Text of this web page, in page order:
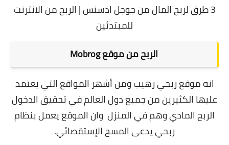
3 طرق لربح المال من جوجل ادسنس | الربح من الانترنت
للمبتدئين
الربح من موقع Mobrog
انه موقع ربحي رهيب ومن أشهر المواقع التي يعتمد
عليها الكثيرين من جميع دول العالم في تحقيق الدخول
الربح المادي وهم في المنزل وان الموقع يعمل بنظام
ربحي يدعى المسح الإستقصائي.